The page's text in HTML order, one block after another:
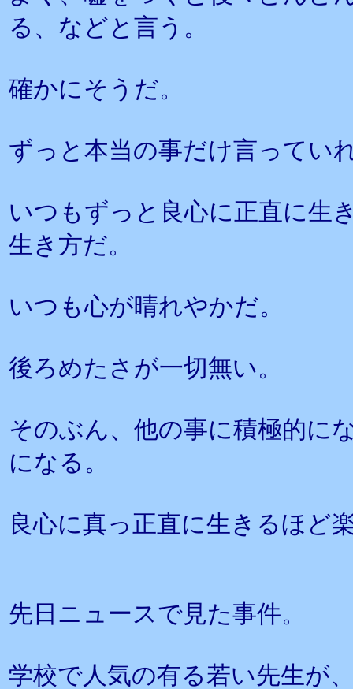
る、などと言う。
確かにそうだ。
ずっと本当の事だけ言ってい
いつもずっと良心に正直に生
生き方だ。
いつも心が晴れやかだ。
後ろめたさが一切無い。
そのぶん、他の事に積極的に
になる。
良心に真っ正直に生きるほど
先日ニュースで見た事件。
学校で人気の有る若い先生が